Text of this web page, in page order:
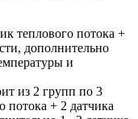
теплового потока +
дополнительно
и
из 2 групп по 3
потока + 2 датчика